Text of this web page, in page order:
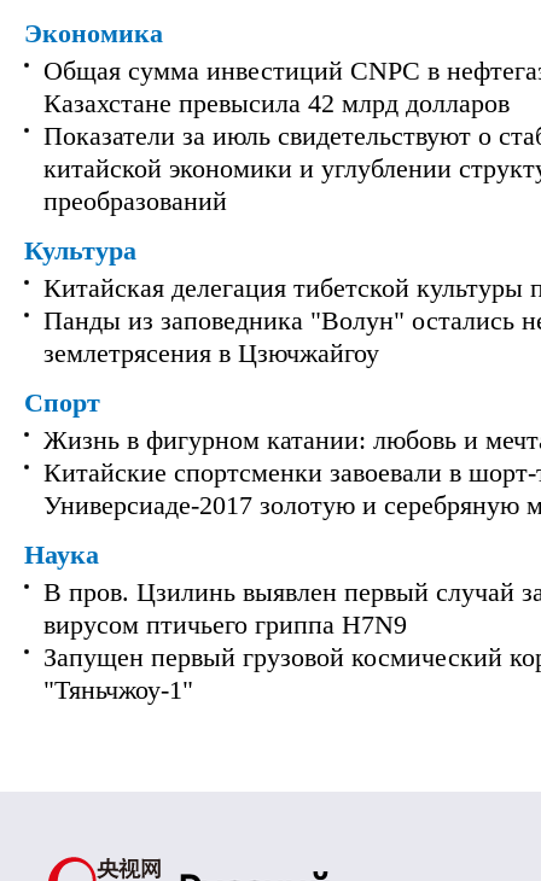
Экономика
Общая сумма инвестиций CNPC в
Казахстане превысила 42 млрд долларов
Показатели за июль свидетельствуют о
китайской экономики и углублении
преобразований
Культура
Китайская делегация тибетской культуры
Панды из заповедника "Волун" остались
землетрясения в Цзючжайгоу
Спорт
Жизнь в фигурном катании: любовь и
Китайские спортсменки завоевали в шорт-
Универсиаде-2017 золотую и серебряную
Наука
В пров. Цзилинь выявлен первый случай
вирусом птичьего гриппа H7N9
Запущен первый грузовой космический
"Тяньчжоу-1"